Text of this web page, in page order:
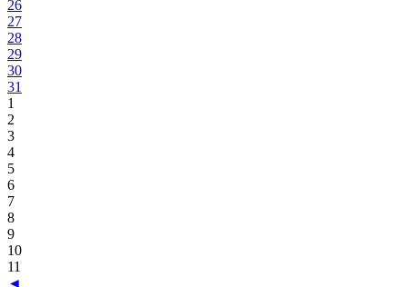
26
27
28
29
30
31
1
2
3
4
5
6
7
8
9
10
11
◄